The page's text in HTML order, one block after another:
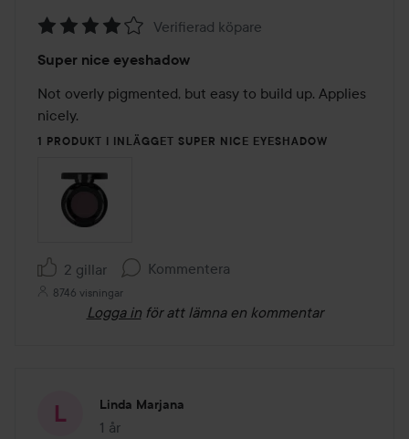
4
av
5
Verifierad köpare
Super nice eyeshadow
Not overly pigmented, but easy to build up. Applies
nicely.
1 PRODUKT I INLÄGGET SUPER NICE EYESHADOW
2 gillar Kommentera
8746 visningar
Logga in för att lämna en kommentar
Linda Marjana
1 år
Inlägget skapades 1 år